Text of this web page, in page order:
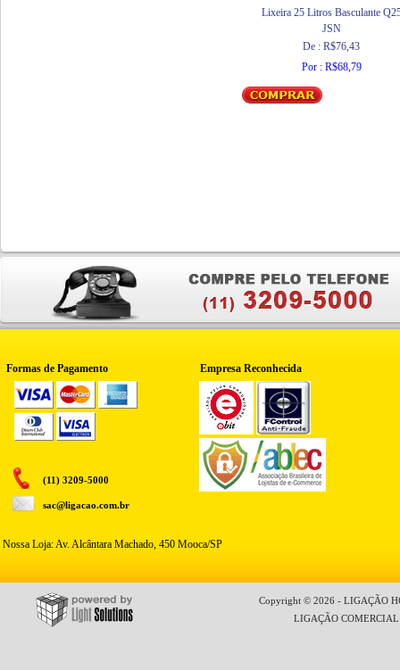
Lixeira 25 Litros Basculante
JSN
De : R$76,43
Por : R$68,79
Formas de Pagamento Empresa Reconhecida
(11) 3209-5000
sac@ligacao.com.br
Nossa Loja: Av. Alcântara Machado, 450 Mooca/SP
Copyright © 2026 - LIGAÇÃO
LIGAÇÃO